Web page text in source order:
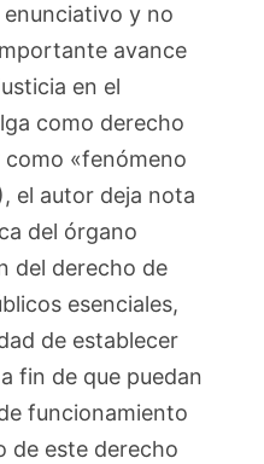
y no
avance
en el
como derecho
«fenómeno
el autor deja nota
del órgano
del derecho de
esenciales,
de establecer
fin de que puedan
funcionamiento
de este derecho